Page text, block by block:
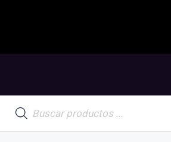
de
productos